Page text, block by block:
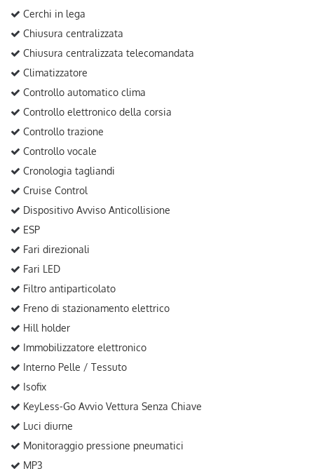
Cerchi in lega
Chiusura centralizzata
Chiusura centralizzata telecomandata
Climatizzatore
Controllo automatico clima
Controllo elettronico della corsia
Controllo trazione
Controllo vocale
Cronologia tagliandi
Cruise Control
Dispositivo Avviso Anticollisione
ESP
Fari direzionali
Fari LED
Filtro antiparticolato
Freno di stazionamento elettrico
Hill holder
Immobilizzatore elettronico
Interno Pelle / Tessuto
Isofix
KeyLess-Go Avvio Vettura Senza Chiave
Luci diurne
Monitoraggio pressione pneumatici
MP3